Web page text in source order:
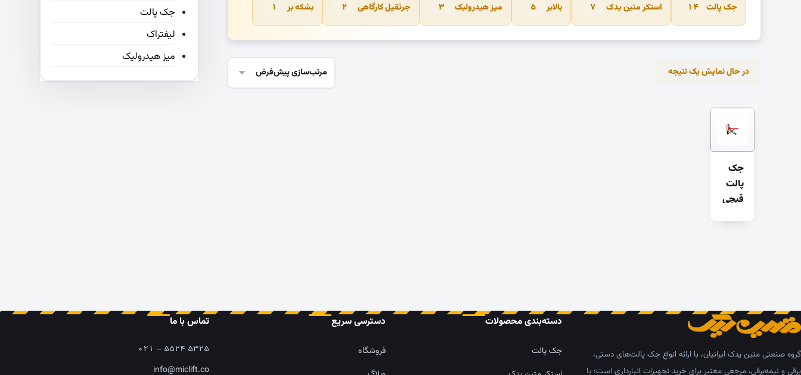
جک پالت ۱۴ استکر متین یدک ۷ بالابر ۵ میز هیدرولیک ۳ جرثقیل کارگاهی ۲ بشکه بر ۱
در حال نمایش یک نتیجه
جک
پالت
قیچی
جک پالت
لیفتراک
میز هیدرولیک
گروه صنعتی متین یدک ایرانیان، با ارائه انواع جک پالت‌های دستی،
برقی و نیمه‌برقی، مرجعی معتبر برای خرید تجهیزات انبارداری است؛ با
دسته‌بندی محصولات
جک پالت
دسترسی سریع
فروشگاه
تماس با ما
۰۲۱ – ۵۵۲۴ ۵۳۲۵
info@miclift.co